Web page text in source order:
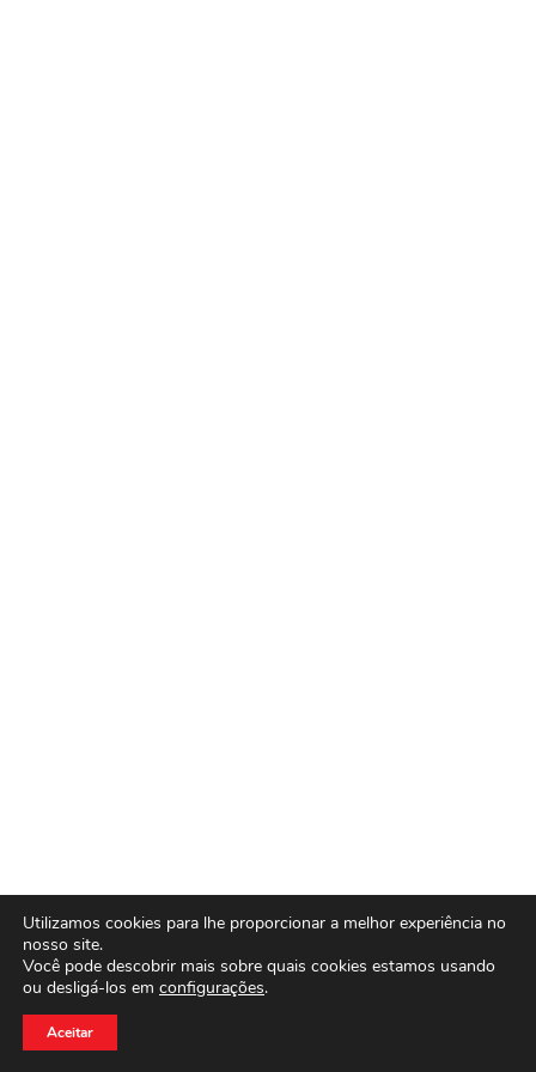
Utilizamos cookies para lhe proporcionar a melhor experiência no
nosso site.
Você pode descobrir mais sobre quais cookies estamos usando
ou desligá-los em configurações.
Aceitar